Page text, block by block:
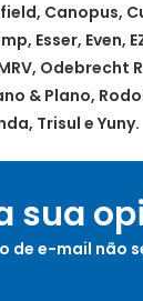
Canopus,
Esser, Even,
Odebrecht
& Plano,
Trisul e Yuny.
sua
de e-mail não